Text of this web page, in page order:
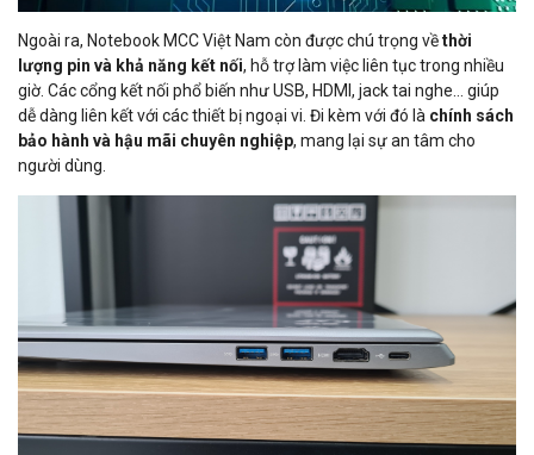
Ngoài ra, Notebook MCC Việt Nam còn được chú trọng vềthời
lượng pin và khả năng kết nối, hỗ trợ làm việc liên tục trong nhiều
giờ. Các cổng kết nối phổ biến như USB, HDMI, jack tai nghe… giúp
dễ dàng liên kết với các thiết bị ngoại vi. Đi kèm với đó là chính sách
bảo hành và hậu mãi chuyên nghiệp, mang lại sự an tâm cho
người dùng.